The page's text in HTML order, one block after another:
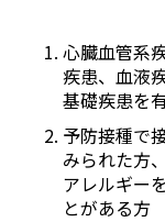
心臓血管系
疾患、血液
基礎疾患を
予防接種で
みられた方
アレルギー
とがある方